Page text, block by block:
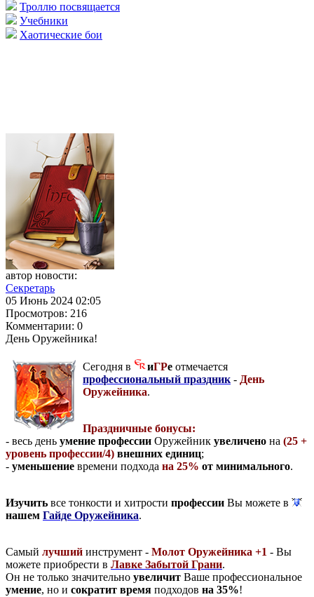
Троллю посвящается
Учебники
Хаотические бои
автор новости:
Секретарь
05 Июнь 2024 02:05
Просмотров: 216
Комментарии: 0
День Оружейника!
Сегодня в иГРе отмечается
профессиональный праздник - День
Оружейника.
Праздничные бонусы:
- весь день умение профессии Оружейник увеличено на (25 +
уровень профессии/4) внешних единиц;
- уменьшение времени подхода на 25% от минимального.
Изучить все тонкости и хитрости профессии Вы можете в
нашем Гайде Оружейника.
Самый лучший инструмент - Молот Оружейника +1 - Вы
можете приобрести в Лавке Забытой Грани.
Он не только значительно увеличит Ваше профессиональное
умение, но и сократит время подходов на 35%!